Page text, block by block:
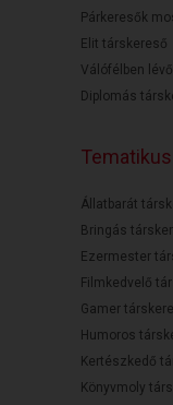
Párkeresők
Elit társkereső
Válófélben
Diplomás
Állatbarát
Bringás
Ezermester
Filmkedvelő
Gamer
Humoros
Kertészkedő
Könyvmoly